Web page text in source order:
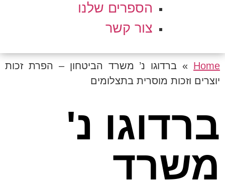
הספרים שלנו
צור קשר
Home
» ברדוגו נ’ משרד הביטחון – הפרת זכות
יוצרים וזכות מוסרית בתצלומים
ברדוגו נ'
משרד